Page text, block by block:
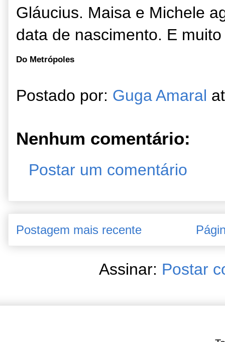
Gláucius. Maisa e Michele
data de nascimento. E
Do Metrópoles
Postado por: Guga Amaral
Nenhum comentário:
Postar um comentário
Postagem mais recente
Assinar: Postar